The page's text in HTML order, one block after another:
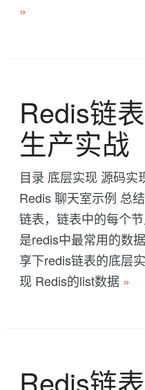
»
Redis链
生产实战
目录 底层实现 源码实
Redis 聊天室示例 总
链表，链表中的每个
是redis中最常用的数
享下redis链表的底层
现 Redis的list数据 »
Redis链